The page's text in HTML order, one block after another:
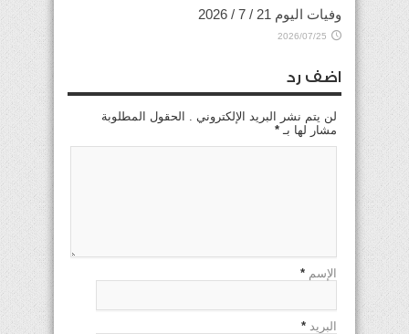
وفيات اليوم 21 / 7 / 2026
2026/07/25
اضف رد
لن يتم نشر البريد الإلكتروني . الحقول المطلوبة
مشار لها بـ *
الإسم *
البريد *